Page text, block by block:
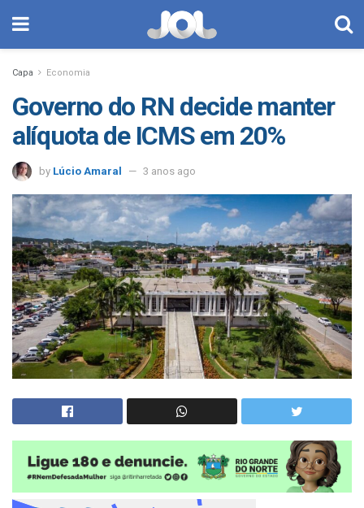
Capa Economia
Governo do RN decide manter
alíquota de ICMS em 20%
by Lúcio Amaral 3 anos ago